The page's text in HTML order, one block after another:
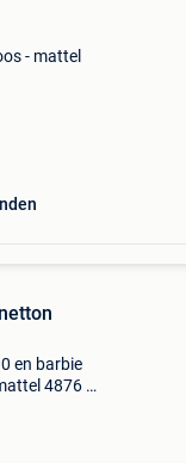
- mattel
en barbie
4876 uit